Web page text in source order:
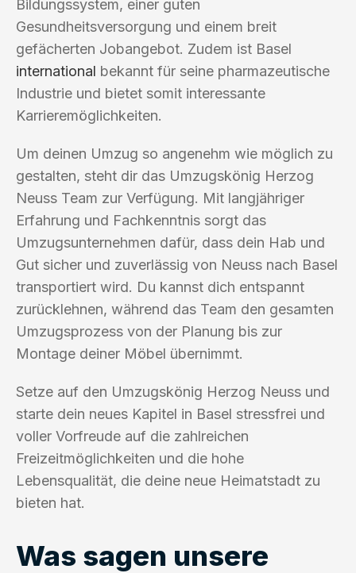
Bildungssystem, einer guten
Gesundheitsversorgung und einem breit
gefächerten Jobangebot. Zudem ist Basel
international bekannt für seine pharmazeutische
Industrie und bietet somit interessante
Karrieremöglichkeiten.
Um deinen Umzug so angenehm wie möglich zu
gestalten, steht dir das Umzugskönig Herzog
Neuss Team zur Verfügung. Mit langjähriger
Erfahrung und Fachkenntnis sorgt das
Umzugsunternehmen dafür, dass dein Hab und
Gut sicher und zuverlässig von Neuss nach Basel
transportiert wird. Du kannst dich entspannt
zurücklehnen, während das Team den gesamten
Umzugsprozess von der Planung bis zur
Montage deiner Möbel übernimmt.
Setze auf den Umzugskönig Herzog Neuss und
starte dein neues Kapitel in Basel stressfrei und
voller Vorfreude auf die zahlreichen
Freizeitmöglichkeiten und die hohe
Lebensqualität, die deine neue Heimatstadt zu
bieten hat.
Was sagen unsere